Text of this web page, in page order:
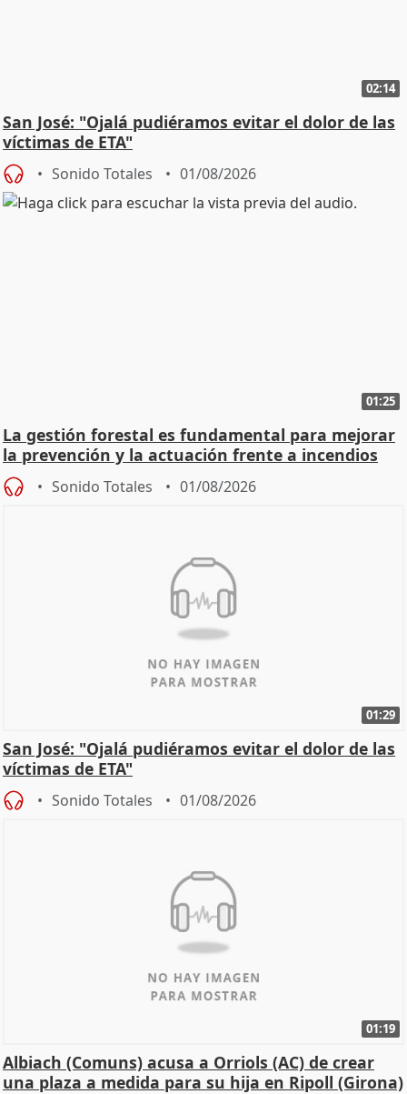
02:14
San José: "Ojalá pudiéramos evitar el dolor de las
víctimas de ETA"
Sonido Totales 01/08/2026
01:25
La gestión forestal es fundamental para mejorar
la prevención y la actuación frente a incendios
Sonido Totales 01/08/2026
01:29
San José: "Ojalá pudiéramos evitar el dolor de las
víctimas de ETA"
Sonido Totales 01/08/2026
01:19
Albiach (Comuns) acusa a Orriols (AC) de crear
una plaza a medida para su hija en Ripoll (Girona)